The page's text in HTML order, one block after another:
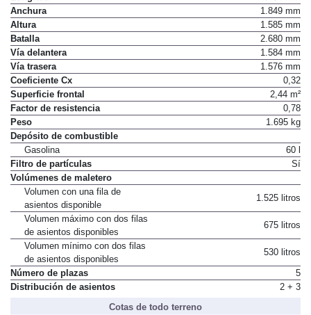
Longitud
4.484 mm
Anchura
1.849 mm
Altura
1.585 mm
Batalla
2.680 mm
Vía delantera
1.584 mm
Vía trasera
1.576 mm
Coeficiente Cx
0,32
Superficie frontal
2,44 m²
Factor de resistencia
0,78
Peso
Depósito de combustible
Gasolina
60 l
Filtro de partículas
Volúmenes de maletero
Volumen con una fila de
asientos disponible
Volumen máximo con dos filas
de asientos disponibles
Volumen mínimo con dos filas
de asientos disponibles
Número de plazas
5